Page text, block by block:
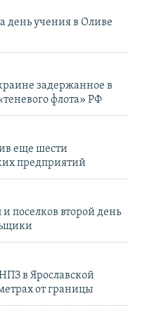
день учения в Оливе
задержанное в
флота» РФ
еще шести
предприятий
поселков второй день
в Ярославской
от границы